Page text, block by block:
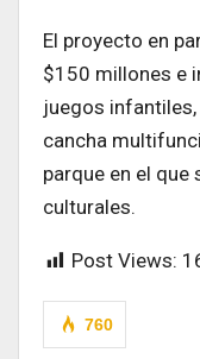
El proyecto en
$150 millones e
juegos
cancha
parque en el que
culturales.
Post Views:
760